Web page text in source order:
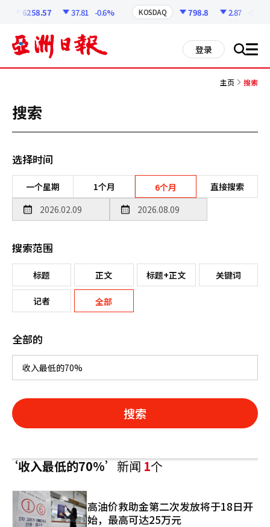
6258.57 37.81 -0.6% KOSDAQ 798.8 2.87 -0.36%
登录 搜 all
主页 搜索
搜索
选择时间
一个星期 1个月 6个月 直接搜索
搜索范围
标题 正文 标题+正文 关键词
记者 全部
全部的
搜索
‘收入最低的70%’新闻1个
高油价救助金第二次发放将于18日开
始，最高可达25万元